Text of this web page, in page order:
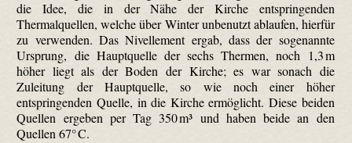
die Idee, die in der Nähe der Kirche entspringenden
Thermalquellen, welche über Winter unbenutzt ablaufen, hierfür
zu verwenden. Das Nivelle­ment ergab, dass der sogenannte
Ursprung, die Hauptquelle der sechs Thermen, noch 1,3 m
höher liegt als der Boden der Kirche; es war sonach die
Zuleitung der Hauptquelle, so wie noch einer höher
entspringenden Quelle, in die Kirche ermöglicht. Diese beiden
Quellen ergeben per Tag 350 m³ und haben beide an den
Quellen 67° C.